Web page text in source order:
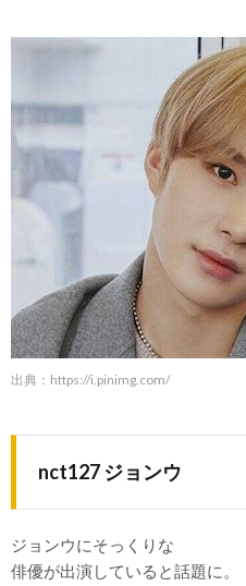
出典： https://i.pinimg.com/
nct127 ジョンウ
ジョンウにそっくりな
俳優が出演していると話題に。